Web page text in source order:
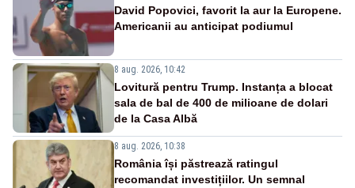
David Popovici, favorit la aur la Europene.
Americanii au anticipat podiumul
8 aug. 2026, 10:42
Lovitură pentru Trump. Instanța a blocat
sala de bal de 400 de milioane de dolari
de la Casa Albă
8 aug. 2026, 10:38
România își păstrează ratingul
recomandat investițiilor. Un semnal